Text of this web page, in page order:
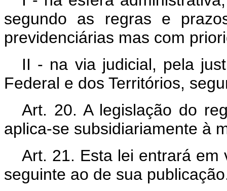
segundo as regras e
previdenciárias mas com
II - na via judicial, pela
Federal e dos Territórios,
Art. 20. A legislação do
aplica-se subsidiariamente à
Art. 21. Esta lei entrará
seguinte ao de sua